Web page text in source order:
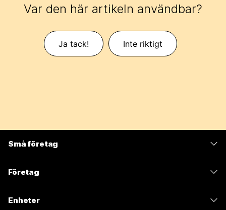
Var den här artikeln användbar?
Ja tack! Inte riktigt
Små företag
Företag
Enheter